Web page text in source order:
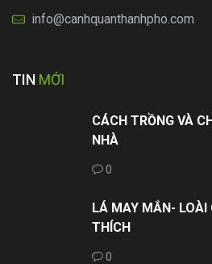
info@canhquanthanhpho.com
TIN MỚI
CÁCH TRỒNG VÀ
NHÀ
0
LÁ MAY MẮN- LOÀI
THÍCH
0